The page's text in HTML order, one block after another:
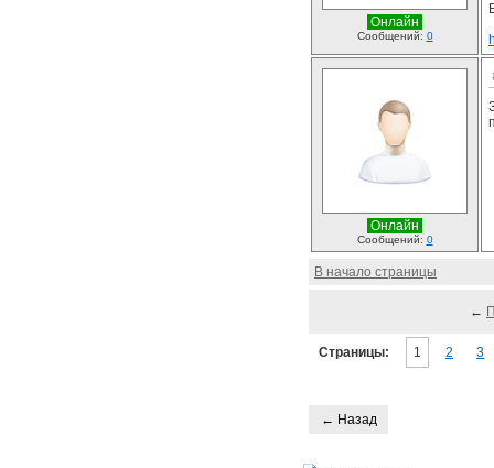
Онлайн
Сообщений: 0
Онлайн
Сообщений: 0
В начало страницы
←
Страницы: 1 2 3
← Назад